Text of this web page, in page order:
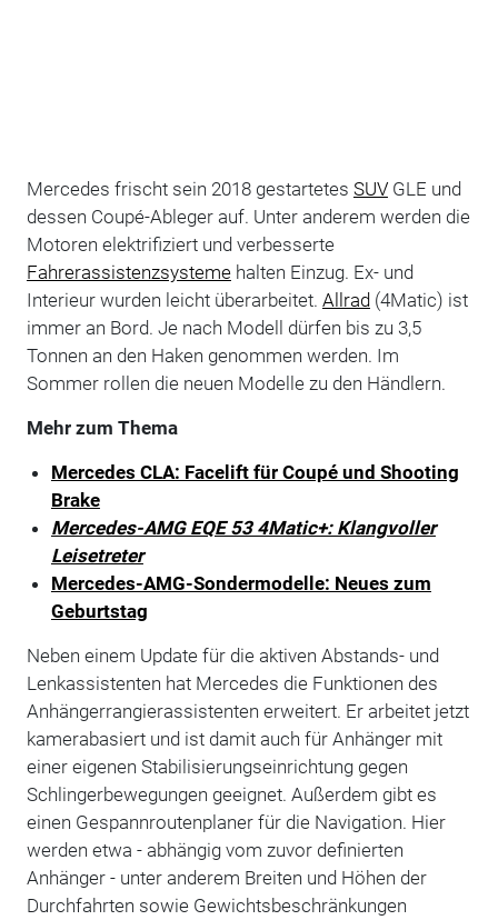
Mercedes frischt sein 2018 gestartetes SUVGLE und
dessen Coupé-Ableger auf. Unter anderem werden die
Motoren elektrifiziert und verbesserte
Fahrerassistenzsystemehalten Einzug. Ex- und
Interieur wurden leicht überarbeitet. Allrad(4Matic) ist
immer an Bord. Je nach Modell dürfen bis zu 3,5
Tonnen an den Haken genommen werden. Im
Sommer rollen die neuen Modelle zu den Händlern.
Mehr zum Thema
Mercedes CLA: Facelift für Coupé und Shooting
Brake
Mercedes-AMG EQE 53 4Matic+: Klangvoller
Leisetreter
Mercedes-AMG-Sondermodelle: Neues zum
Geburtstag
Neben einem Update für die aktiven Abstands- und
Lenkassistenten hat Mercedes die Funktionen des
Anhängerrangierassistenten erweitert. Er arbeitet jetzt
kamerabasiert und ist damit auch für Anhänger mit
einer eigenen Stabilisierungseinrichtung gegen
Schlingerbewegungen geeignet. Außerdem gibt es
einen Gespannroutenplaner für die Navigation. Hier
werden etwa - abhängig vom zuvor definierten
Anhänger - unter anderem Breiten und Höhen der
Durchfahrten sowie Gewichtsbeschränkungen